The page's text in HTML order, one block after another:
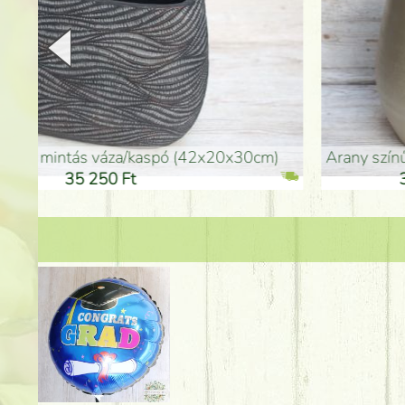
arany színű kerámia váza (40x26cm)
32 250 Ft
hosszú arany színű
46